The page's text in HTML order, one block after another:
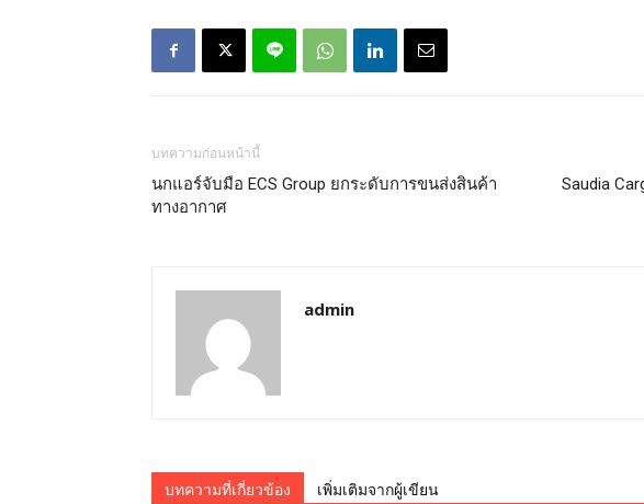
บทความก่อนหน้านี้
นกแอร์จับมือ ECS Group ยกระดับการขนส่งสินค้า
ทางอากาศ
Saudia
admin
บทความที่เกี่ยวข้อง เพิ่มเติมจากผู้เขียน